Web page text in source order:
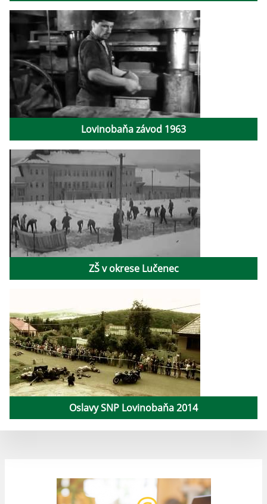
Lovinobaňa závod 1963
ZŠ v okrese Lučenec
Oslavy SNP Lovinobaňa 2014